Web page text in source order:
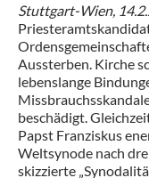
Stuttgart-Wien,
Aussterben. Kirche
lebenslange
beschädigt.
Papst Franziskus
Weltsynode nach
skizzierte